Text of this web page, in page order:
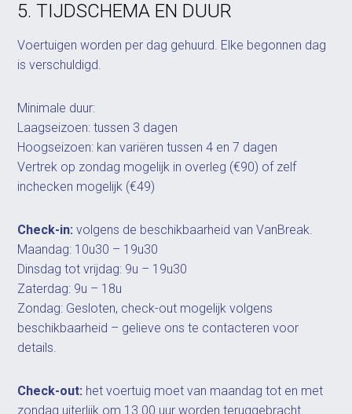
5. TIJDSCHEMA EN DUUR
Voertuigen worden per dag gehuurd. Elke begonnen dag
is verschuldigd.
Minimale duur:
Laagseizoen: tussen 3 dagen
Hoogseizoen: kan variëren tussen 4 en 7 dagen
Vertrek op zondag mogelijk in overleg (€90) of zelf
inchecken mogelijk (€49)
Check-in: volgens de beschikbaarheid van VanBreak.
Maandag: 10u30 – 19u30
Dinsdag tot vrijdag: 9u – 19u30
Zaterdag: 9u – 18u
Zondag: Gesloten, check-out mogelijk volgens
beschikbaarheid – gelieve ons te contacteren voor
details.
Check-out: het voertuig moet van maandag tot en met
zondag uiterlijk om 13.00 uur worden teruggebracht.